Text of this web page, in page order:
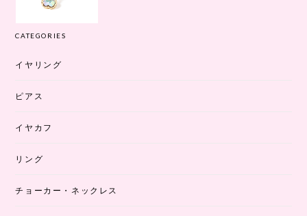
CATEGORIES
イヤリング
ピアス
イヤカフ
リング
チョーカー・ネックレス